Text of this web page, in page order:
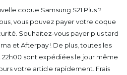
coque Samsung S21 Plus ?
vous pouvez payer votre coque
Souhaitez-vous payer plus tard
et Afterpay ! De plus, toutes les
sont expédiées le jour même
votre article rapidement. Frais